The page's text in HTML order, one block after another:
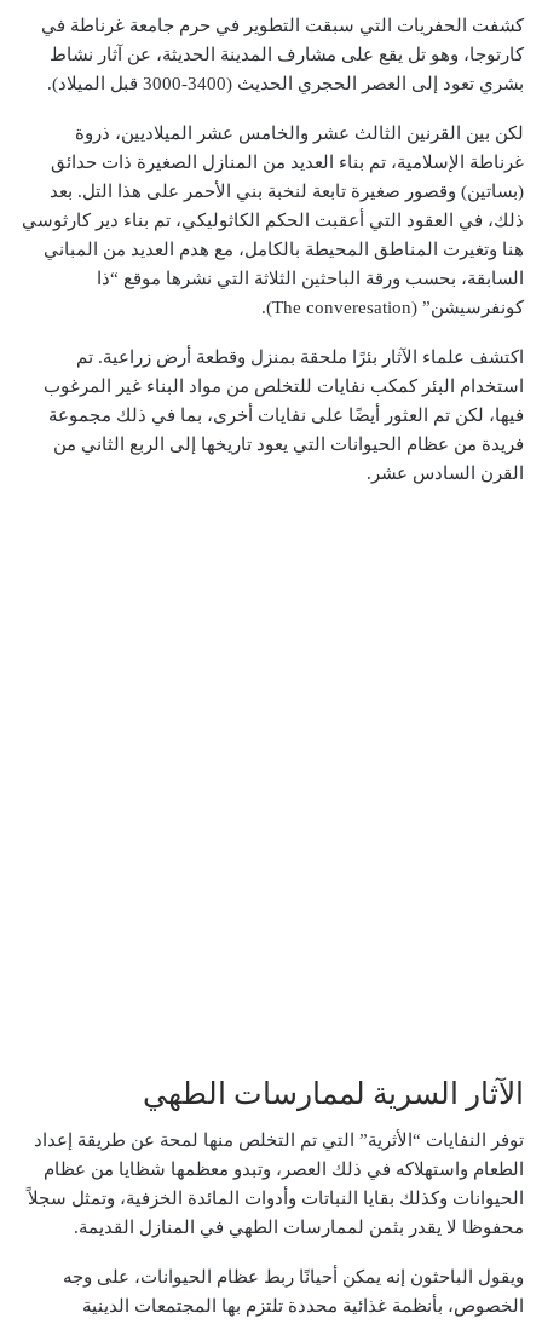
كشفت الحفريات التي سبقت التطوير في حرم جامعة غرناطة في
كارتوجا، وهو تل يقع على مشارف المدينة الحديثة، عن آثار نشاط
بشري تعود إلى العصر الحجري الحديث (3400-3000 قبل الميلاد).
لكن بين القرنين الثالث عشر والخامس عشر الميلاديين، ذروة
غرناطة الإسلامية، تم بناء العديد من المنازل الصغيرة ذات حدائق
(بساتين) وقصور صغيرة تابعة لنخبة بني الأحمر على هذا التل. بعد
ذلك، في العقود التي أعقبت الحكم الكاثوليكي، تم بناء دير كارثوسي
هنا وتغيرت المناطق المحيطة بالكامل، مع هدم العديد من المباني
السابقة، بحسب ورقة الباحثين الثلاثة التي نشرها موقع “ذا
كونفرسيشن” (The converesation).
اكتشف علماء الآثار بئرًا ملحقة بمنزل وقطعة أرض زراعية. تم
استخدام البئر كمكب نفايات للتخلص من مواد البناء غير المرغوب
فيها، لكن تم العثور أيضًا على نفايات أخرى، بما في ذلك مجموعة
فريدة من عظام الحيوانات التي يعود تاريخها إلى الربع الثاني من
القرن السادس عشر.
الآثار السرية لممارسات الطهي
توفر النفايات “الأثرية” التي تم التخلص منها لمحة عن طريقة إعداد
الطعام واستهلاكه في ذلك العصر، وتبدو معظمها شظايا من عظام
الحيوانات وكذلك بقايا النباتات وأدوات المائدة الخزفية، وتمثل سجلاً
محفوظا لا يقدر بثمن لممارسات الطهي في المنازل القديمة.
ويقول الباحثون إنه يمكن أحيانًا ربط عظام الحيوانات، على وجه
الخصوص، بأنظمة غذائية محددة تلتزم بها المجتمعات الدينية